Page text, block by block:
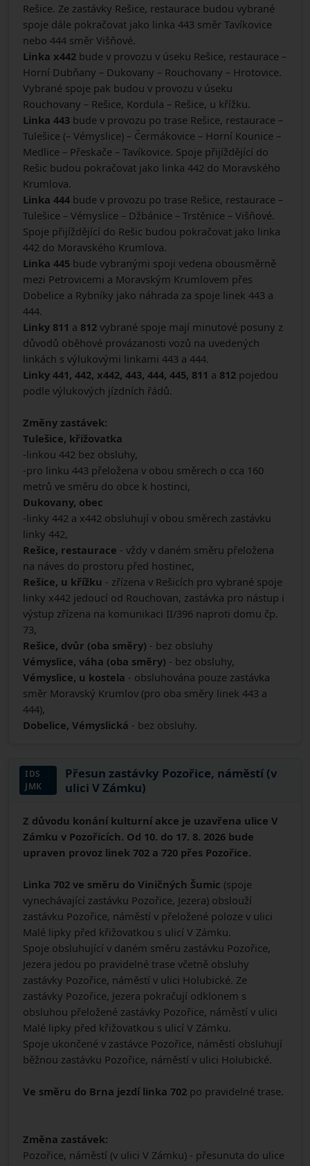
Rešice. Ze zastávky Rešice, restaurace budou vybrané
spoje dále pokračovat jako linka 443 směr Tavíkovice
nebo 444 směr Višňové.
Linka x442 bude v provozu v úseku Rešice, restaurace –
Horní Dubňany – Dukovany – Rouchovany – Hrotovice.
Vybrané spoje pak budou v provozu v úseku
Rouchovany – Rešice, Kordula – Rešice, u křížku.
Linka 443 bude v provozu po trase Rešice, restaurace –
Tulešice (– Vémyslice) – Čermákovice – Horní Kounice –
Medlice – Přeskače – Tavíkovice. Spoje přijíždějící do
Rešic budou pokračovat jako linka 442 do Moravského
Krumlova.
Linka 444 bude v provozu po trase Rešice, restaurace –
Tulešice – Vémyslice – Džbánice – Trstěnice – Višňové.
Spoje přijíždějící do Rešic budou pokračovat jako linka
442 do Moravského Krumlova.
Linka 445 bude vybranými spoji vedena obousměrně
mezi Petrovicemi a Moravským Krumlovem přes
Dobelice a Rybníky jako náhrada za spoje linek 443 a
444.
Linky 811 a 812 vybrané spoje mají minutové posuny z
důvodů oběhové provázanosti vozů na uvedených
linkách s výlukovými linkami 443 a 444.
Linky 441, 442, x442, 443, 444, 445, 811 a 812 pojedou
podle výlukových jízdních řádů.
Změny zastávek:
Tulešice, křižovatka
-linkou 442 bez obsluhy,
-pro linku 443 přeložena v obou směrech o cca 160
metrů ve směru do obce k hostinci,
Dukovany, obec
-linky 442 a x442 obsluhují v obou směrech zastávku
linky 442,
Rešice, restaurace - vždy v daném směru přeložena
na náves do prostoru před hostinec,
Rešice, u křížku - zřízena v Rešicích pro vybrané spoje
linky x442 jedoucí od Rouchovan, zastávka pro nástup i
výstup zřízena na komunikaci II/396 naproti domu čp.
73,
Rešice, dvůr (oba směry) - bez obsluhy
Vémyslice, váha (oba směry) - bez obsluhy,
Vémyslice, u kostela - obsluhována pouze zastávka
směr Moravský Krumlov (pro oba směry linek 443 a
444),
Dobelice, Vémyslická - bez obsluhy.
IDS
JMK
Přesun zastávky Pozořice, náměstí (v
ulici V Zámku)
Z důvodu konání kulturní akce je uzavřena ulice V
Zámku v Pozořicích. Od 10. do 17. 8. 2026 bude
upraven provoz linek 702 a 720 přes Pozořice.
Linka 702 ve směru do Viničných Šumic (spoje
vynechávající zastávku Pozořice, Jezera) obslouží
zastávku Pozořice, náměstí v přeložené poloze v ulici
Malé lipky před křižovatkou s ulicí V Zámku.
Spoje obsluhující v daném směru zastávku Pozořice,
Jezera jedou po pravidelné trase včetně obsluhy
zastávky Pozořice, náměstí v ulici Holubické. Ze
zastávky Pozořice, Jezera pokračují odklonem s
obsluhou přeložené zastávky Pozořice, náměstí v ulici
Malé lipky před křižovatkou s ulicí V Zámku.
Spoje ukončené v zastávce Pozořice, náměstí obsluhují
běžnou zastávku Pozořice, náměstí v ulici Holubické.
Ve směru do Brna jezdí linka 702 po pravidelné trase.
Změna zastávek:
Pozořice, náměstí (v ulici V Zámku) - přesunuta do ulice